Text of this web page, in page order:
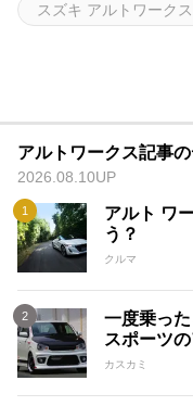
スズキ アルトワークス
アルトワークス記事
2026.08.10UP
アルト ワ
う？
クルマ
一度乗っ
スポーツ
カスカミ